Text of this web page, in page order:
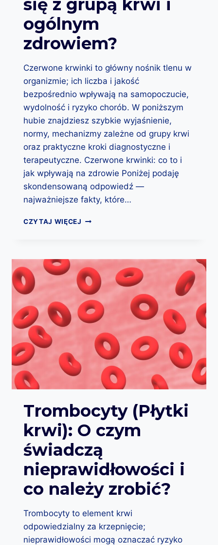
K
Ł
Ą
C
Z
S
I
Ę
U
K
Ł
D
E
M
R
H
I
Y
I
E
M
K
O
N
T
S
R
O
L
G
C
N
G
?
się z grupą krwi i
ogólnym
zdrowiem?
Czerwone krwinki to główny nośnik tlenu w
organizmie; ich liczba i jakość
bezpośrednio wpływają na samopoczucie,
wydolność i ryzyko chorób. W poniższym
hubie znajdziesz szybkie wyjaśnienie,
normy, mechanizmy zależne od grupy krwi
oraz praktyczne kroki diagnostyczne i
terapeutyczne. Czerwone krwinki: co to i
jak wpływają na zdrowie Poniżej podaję
skondensowaną odpowiedź —
najważniejsze fakty, które…
CZYTAJ WIĘCEJ
W
O
N
E
K
R
W
:
I
C
H
T
A
N
Ł
Ą
Z
Y
S
Trombocyty (Płytki
krwi): O czym
świadczą
nieprawidłowości i
co należy zrobić?
Trombocyty to element krwi
odpowiedzialny za krzepnięcie;
nieprawidłowości mogą oznaczać ryzyko